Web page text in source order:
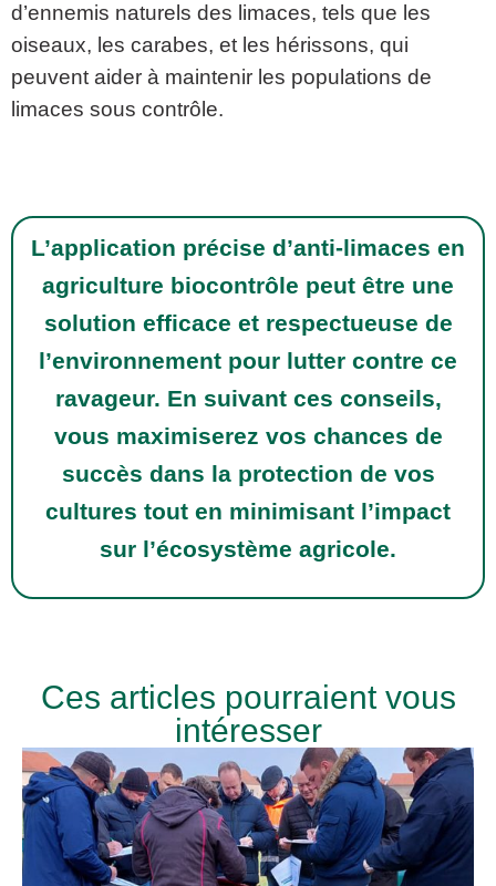
d’ennemis naturels des limaces, tels que les
oiseaux, les carabes, et les hérissons, qui
peuvent aider à maintenir les populations de
limaces sous contrôle.
L’application précise d’anti-limaces en
agriculture biocontrôle peut être une
solution efficace et respectueuse de
l’environnement pour lutter contre ce
ravageur. En suivant ces conseils,
vous maximiserez vos chances de
succès dans la protection de vos
cultures tout en minimisant l’impact
sur l’écosystème agricole.
Ces articles pourraient vous
intéresser